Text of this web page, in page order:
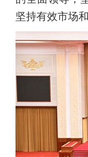
坚持有效市场